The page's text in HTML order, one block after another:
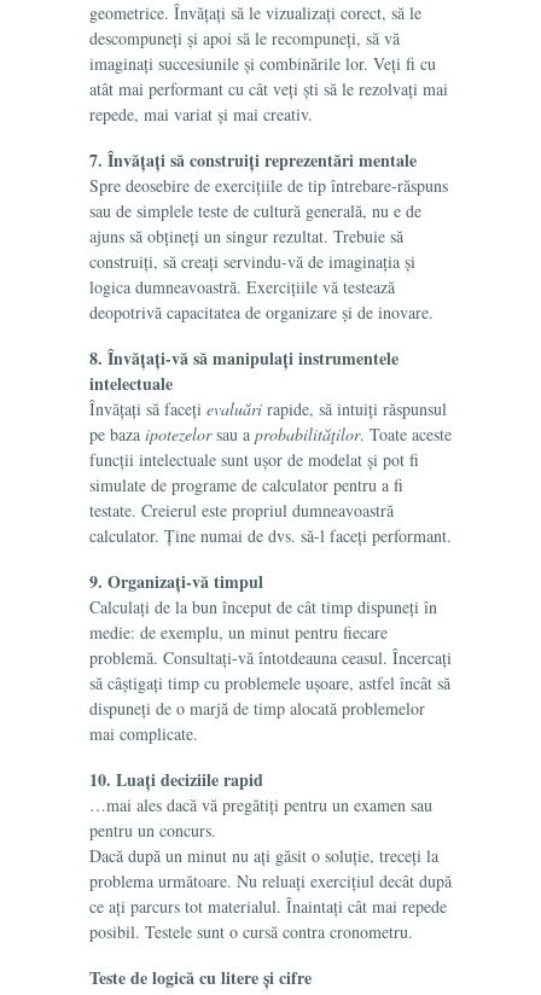
geometrice. Învățați să le vizualizați corect, să le
descompuneți și apoi să le recompuneți, să vă
imaginați succesiunile și combinările lor. Veți fi cu
atât mai performant cu cât veți ști să le rezolvați mai
repede, mai variat și mai creativ.
7. Învățați să construiți reprezentări mentale
Spre deosebire de exercițiile de tip întrebare-răspuns
sau de simplele teste de cultură generală, nu e de
ajuns să obțineți un singur rezultat. Trebuie să
construiți, să creați servindu-vă de imaginația și
logica dumneavoastră. Exercițiile vă testează
deopotrivă capacitatea de organizare și de inovare.
8. Învățați-vă să manipulați instrumentele
intelectuale
Învățați să faceți evaluări rapide, să intuiți răspunsul
pe baza ipotezelorsau a probabilităţilor. Toate aceste
funcții intelectuale sunt ușor de modelat și pot fi
simulate de programe de calculator pentru a fi
testate. Creierul este propriul dumneavoastră
calculator. Ține numai de dvs. să-l faceți performant.
9. Organizați-vă timpul
Calculați de la bun început de cât timp dispuneți în
medie: de exemplu, un minut pentru fiecare
problemă. Consultați-vă întotdeauna ceasul. Încercați
să câștigați timp cu problemele ușoare, astfel încât să
dispuneți de o marjă de timp alocată problemelor
mai complicate.
10. Luați deciziile rapid
…mai ales dacă vă pregătiți pentru un examen sau
pentru un concurs.
Dacă după un minut nu ați găsit o soluție, treceți la
problema următoare. Nu reluați exercițiul decât după
ce ați parcurs tot materialul. Înaintați cât mai repede
posibil. Testele sunt o cursă contra cronometru.
Teste de logică cu litere și cifre